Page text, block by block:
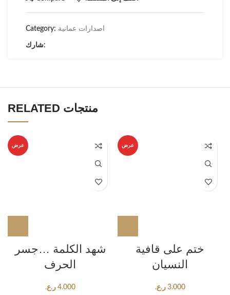
Category: اصدارات عمانية
شارك:
RELATED منتجات
عرض
شهد الكلمة …جسر
الحرف
4.000 ر.ع.
عرض
ختم على قافية
النسيان
3.000 ر.ع.